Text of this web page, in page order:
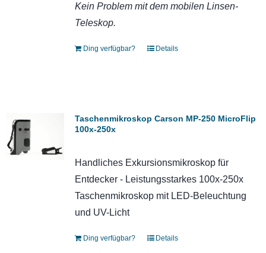
Kein Problem mit dem mobilen Linsen-
Teleskop.
Ding verfügbar? Details
Taschenmikroskop Carson MP-250 MicroFlip
100x-250x
Handliches Exkursionsmikroskop für
Entdecker - Leistungsstarkes 100x-250x
Taschenmikroskop mit LED-Beleuchtung
und UV-Licht
Ding verfügbar? Details